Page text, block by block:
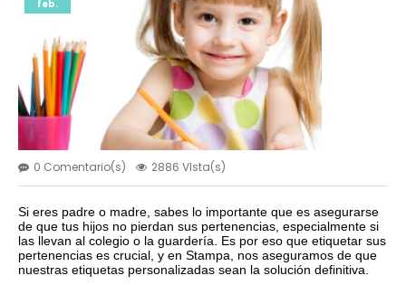
feb.
0 Comentario(s) 2886 VIsta(s)
Si eres padre o madre, sabes lo importante que es asegurarse
de que tus hijos no pierdan sus pertenencias, especialmente si
las llevan al colegio o la guardería. Es por eso que etiquetar sus
pertenencias es crucial, y en Stampa, nos aseguramos de que
nuestras etiquetas personalizadas sean la solución definitiva.